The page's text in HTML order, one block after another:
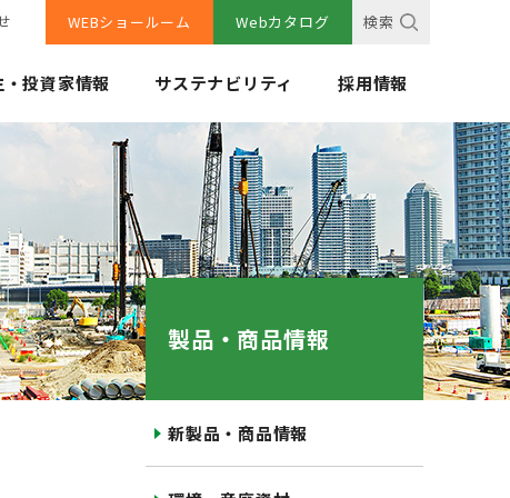
WEBショールーム Webカタログ 検索
・投資家情報 サステナビリティ 採用情報
製品・商品情報
新製品・商品情報